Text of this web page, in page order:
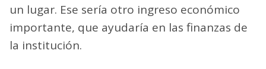
un lugar. Ese sería otro ingreso económico
importante, que ayudaría en las finanzas de
la institución.